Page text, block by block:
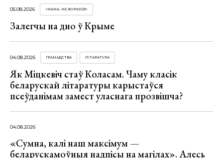
05.08.2026 «МАМА, НЕ ЖУРЫСЯ!»
Залегчы на дно ў Крыме
04.08.2026 ГРАМАДСТВА ЛІТАРАТУРА
Як Міцкевіч стаў Коласам. Чаму класік
беларускай літаратуры карыстаўся
псеўданімам замест уласнага прозвішча?
04.08.2026
«Сумна, калі наш максімум —
беларускамоўныя надпісы на магілах». Алесь